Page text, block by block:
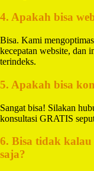
4. Apakah bisa
Bisa. Kami
kecepatan website, dan
terindeks.
5. Apakah bisa
Sangat bisa! Silakan
konsultasi GRATIS
6. Bisa tidak
saja?